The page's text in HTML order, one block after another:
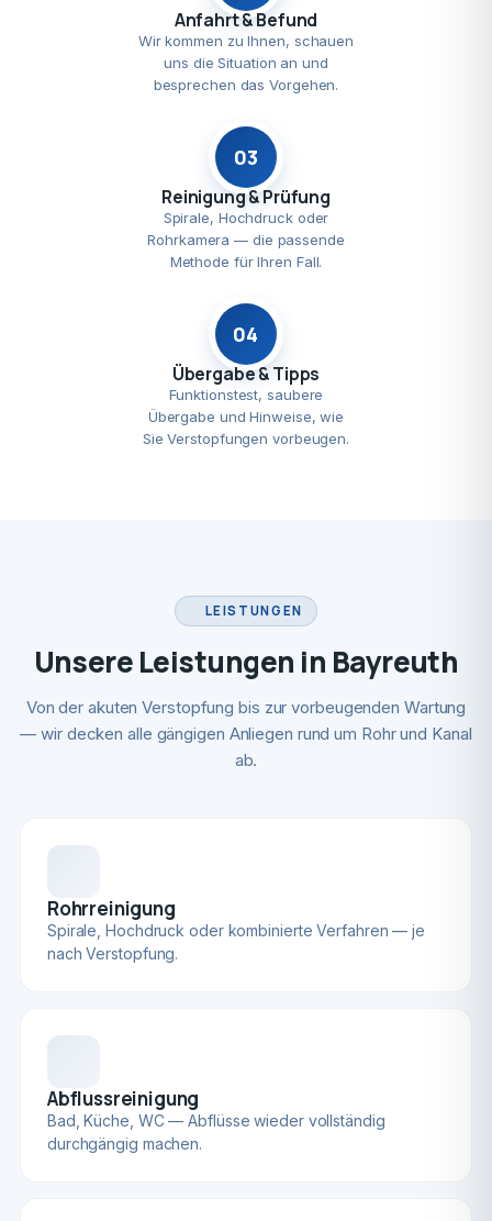
Anfahrt & Befund
Wir kommen zu Ihnen, schauen
uns die Situation an und
besprechen das Vorgehen.
03
Reinigung & Prüfung
Spirale, Hochdruck oder
Rohrkamera — die passende
Methode für Ihren Fall.
04
Übergabe & Tipps
Funktionstest, saubere
Übergabe und Hinweise, wie
Sie Verstopfungen vorbeugen.
LEISTUNGEN
Unsere Leistungen in Bayreuth
Von der akuten Verstopfung bis zur vorbeugenden Wartung
— wir decken alle gängigen Anliegen rund um Rohr und Kanal
ab.
Rohrreinigung
Spirale, Hochdruck oder kombinierte Verfahren — je
nach Verstopfung.
Abflussreinigung
Bad, Küche, WC — Abflüsse wieder vollständig
durchgängig machen.